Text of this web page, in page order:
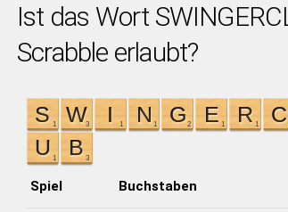
Ist das Wort
Scrabble erlaubt?
Spiel Buchstaben